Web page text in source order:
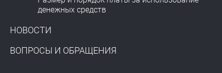
денежных средств
НОВОСТИ
ВОПРОСЫ И ОБРАЩЕНИЯ